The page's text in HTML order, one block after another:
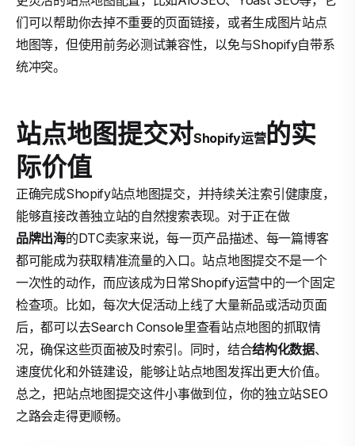
们可以帮助你去掉不重要的页面链接，或者生成图片站点
地图等，但使用前务必测试兼容性，以免与Shopify自带系
统冲突。
站点地图提交对Shopify运营的实
际价值
正确完成Shopify站点地图提交，并持续关注索引健康度，
能够直接改善独立站的自然搜索表现。对于正在做
品牌出海的DTC卖家来说，每一页产品描述、每一篇博客
都可能成为获取精准流量的入口。站点地图提交不是一个
一次性的动作，而应该成为日常Shopify运营中的一个固定
检查项。比如，每次大促活动上线了大量新品或活动页面
后，都可以去Search Console里查看站点地图的抓取情
况，确保这些页面被及时索引。同时，结合结构化数据、
速度优化和外链建设，能够让站点地图发挥出更大价值。
总之，把站点地图提交这件小事做到位，你的独立站SEO
之路会走得更顺畅。